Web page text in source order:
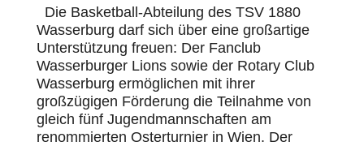
Die Basketball-Abteilung des TSV 1880
Wasserburg darf sich über eine großartige
Unterstützung freuen: Der Fanclub
Wasserburger Lions sowie der Rotary Club
Wasserburg ermöglichen mit ihrer
großzügigen Förderung die Teilnahme von
gleich fünf Jugendmannschaften am
renommierten Osterturnier in Wien. Der